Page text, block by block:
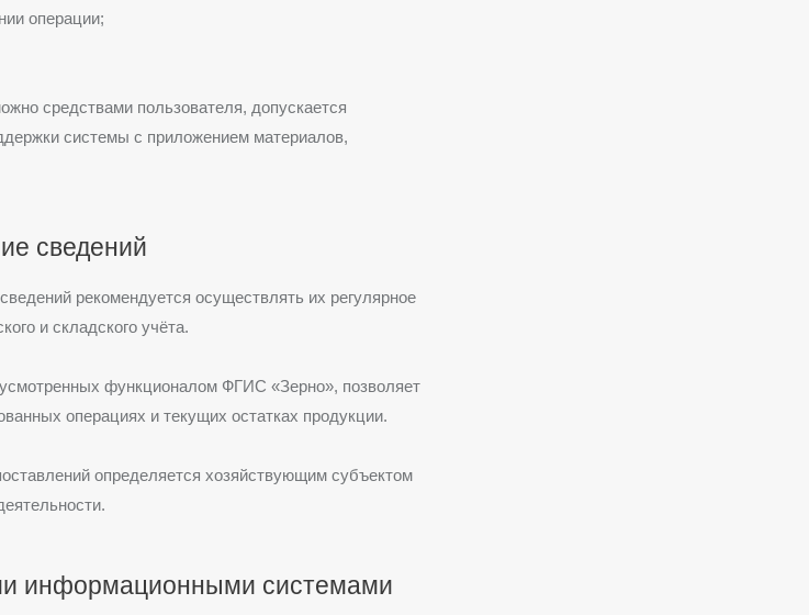
операции;
средствами пользователя, допускается
системы с приложением материалов,
сведений
рекомендуется осуществлять их регулярное
и складского учёта.
функционалом ФГИС «Зерно», позволяет
операциях и текущих остатках продукции.
определяется хозяйствующим субъектом
информационными системами